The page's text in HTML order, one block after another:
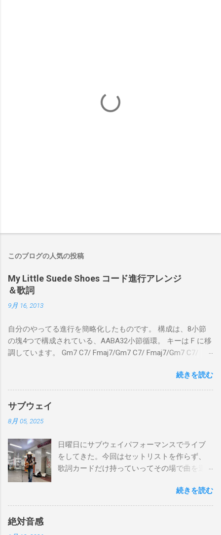
このブログの人気の投稿
My Little Suede Shoes コード進行アレンジ
＆歌詞
9月 16, 2013
自分のやってる進行を簡略化したものです。 構成は、8小節
の塊4つで構成されている、AABA32小節循環。 キーは F に移
調しています。 Gm7 C7/ Fmaj7/Gm7 C7/ Fmaj7/Gm7 C7/
Fmaj7/Gm7 C7/ Am7 D7/Gm7 C7/ Fmaj7/ Bbmaj7/Am7
Abm7/Gm7 C7/Fmaj7/Bbmaj7/Am7 Abm7/Gm7 C7/Fmaj7/
Gm7 C7/ Fmaj7/Gm7 C7/ Fmaj7/Gm7 C7/ Am7 D7/Gm7 C7/
Fmaj7/ Gm7 C7 Fmaj7 僕のスエードシューズ Gm7
C7 Fmaj7 黒いスエードシューズ Gm7 C7 Am
のも一緒さ Gm7 C7 Fmaj7 僕のスウェードシューズ
Gm7 C7 Fmaj7 先の尖ったシューズ Gm7 C7
Am7 とてもカッコいいのさ D7 Gm7 C7 Fmaj7 いつも気分
最高 Bbmaj7 Am7 Abm7 こい...
続きを読む
サブウェイ
8月 05, 2025
日曜日にサブウェイパフォーマンスでライブ
をしてきた。今回はセットリストを作らず、
歌詞カードだけ持っていってその場で曲を選
をやった。でも、曲選びにかなりの時間を使
ったし、ライブの流れを良くするためにもセ
続きを読む
絶対音感